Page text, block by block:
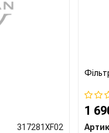
317281XF02
1